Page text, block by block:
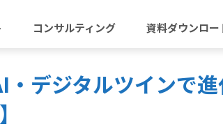
コンサルティング 資料ダウンロー
デジタルツインで